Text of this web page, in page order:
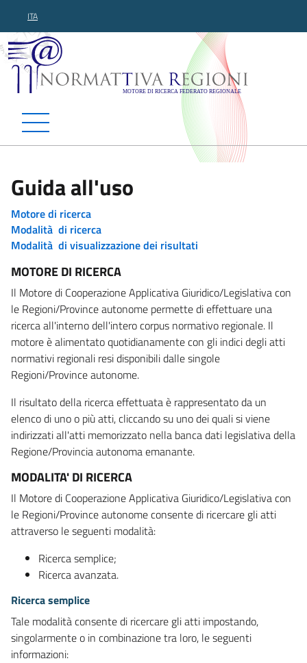
ITA
Normattiva Regioni -
Guida all'uso
Motore di ricerca
Modalità di ricerca
Modalità di visualizzazione dei risultati
MOTORE DI RICERCA
Il Motore di Cooperazione Applicativa Giuridico/Legislativa con
le Regioni/Province autonome permette di effettuare una
ricerca all'interno dell'intero corpus normativo regionale. Il
motore è alimentato quotidianamente con gli indici degli atti
normativi regionali resi disponibili dalle singole
Regioni/Province autonome.
Il risultato della ricerca effettuata è rappresentato da un
elenco di uno o più atti, cliccando su uno dei quali si viene
indirizzati all'atti memorizzato nella banca dati legislativa della
Regione/Provincia autonoma emanante.
MODALITA' DI RICERCA
Il Motore di Cooperazione Applicativa Giuridico/Legislativa con
le Regioni/Province autonome consente di ricercare gli atti
attraverso le seguenti modalità:
Ricerca semplice;
Ricerca avanzata.
Ricerca semplice
Tale modalità consente di ricercare gli atti impostando,
singolarmente o in combinazione tra loro, le seguenti
informazioni: